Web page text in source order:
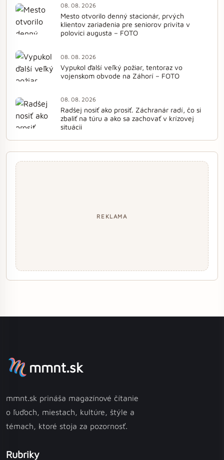
08. 08. 2026
Mesto otvorilo denný stacionár, prvých
klientov zariadenia pre seniorov privíta v
polovici augusta – FOTO
08. 08. 2026
Vypukol ďalší veľký požiar, tentoraz vo
vojenskom obvode na Záhorí – FOTO
08. 08. 2026
Radšej nosiť ako prosiť. Záchranár radí, čo si
zbaliť na túru a ako sa zachovať v krízovej
situácii
REKLAMA
mmnt.sk
mmnt.sk prináša magazínové čítanie
o ľuďoch, miestach, kultúre, štýle a
témach, ktoré stoja za pozornosť.
Rubriky